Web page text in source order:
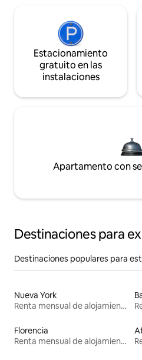
Estacionamiento
gratuito en las
instalaciones
Apartamento con
Destinaciones para
Destinaciones populares para
Nueva York
Renta mensual de alojamientos
Florencia
Renta mensual de alojamientos